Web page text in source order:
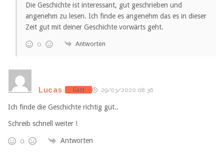
Die Geschichte ist interessant, gut geschrieben und
angenehm zu lesen. Ich finde es angenehm das es in dieser
Zeit gut mit deiner Geschichte vorwärts geht.
0 Antworten
Lucas Gast 29/03/2020 08:36
Ich finde die Geschichte richtig gut..
Schreib schnell weiter !
0 Antworten